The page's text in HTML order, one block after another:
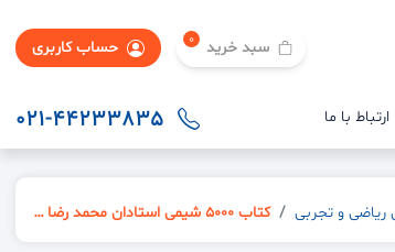
سبد خرید 0 حساب کاربری
ارتباط با ما 021-44233835
ریاضی و تجربی کتاب 5000 شیمی استادان محمد رضا و امید مصلایی